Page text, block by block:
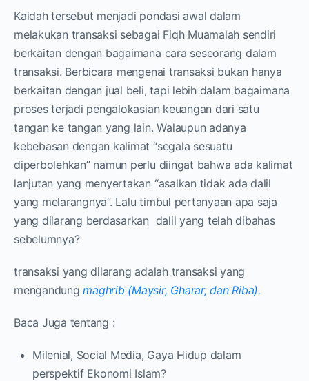
Kaidah tersebut menjadi pondasi awal dalam
melakukan transaksi sebagai Fiqh Muamalah sendiri
berkaitan dengan bagaimana cara seseorang dalam
transaksi. Berbicara mengenai transaksi bukan hanya
berkaitan dengan jual beli, tapi lebih dalam bagaimana
proses terjadi pengalokasian keuangan dari satu
tangan ke tangan yang lain. Walaupun adanya
kebebasan dengan kalimat “segala sesuatu
diperbolehkan” namun perlu diingat bahwa ada kalimat
lanjutan yang menyertakan “asalkan tidak ada dalil
yang melarangnya”. Lalu timbul pertanyaan apa saja
yang dilarang berdasarkan dalil yang telah dibahas
sebelumnya?
transaksi yang dilarang adalah transaksi yang
mengandungmaghrib (Maysir, Gharar, dan Riba).
Baca Juga tentang :
Milenial, Social Media, Gaya Hidup dalam
perspektif Ekonomi Islam?